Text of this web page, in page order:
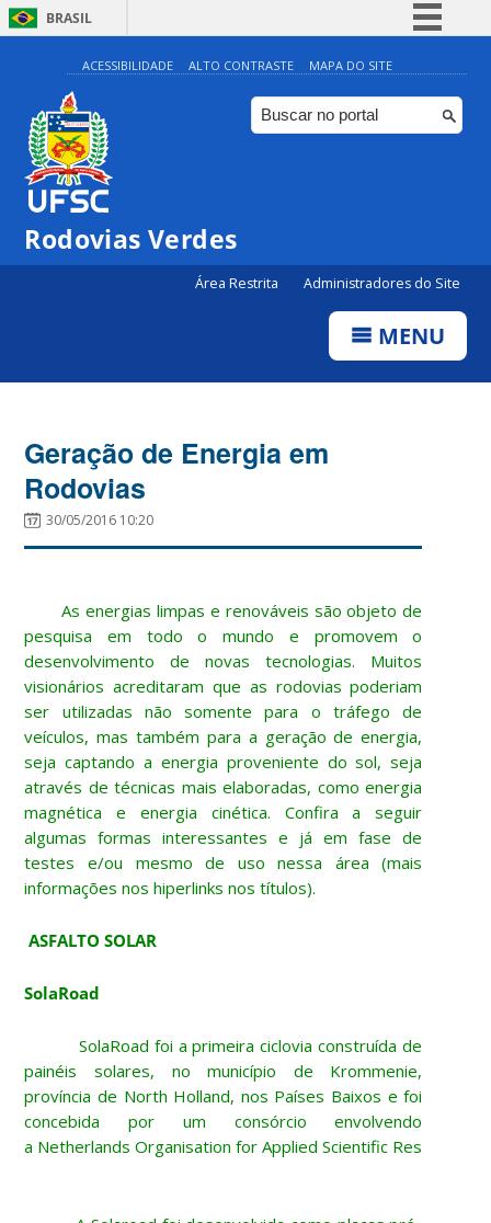
BRASIL
Simplifique!
Comunica BR
Participe
ACESSIBILIDADE ALTO CONTRASTE MAPA DO SITE
Rodovias Verdes
Área Restrita Administradores do Site
MENU
Geração de Energia em
Rodovias
30/05/2016 10:20
As energias limpas e renováveis são objeto de
pesquisa em todo o mundo e promovem o
desenvolvimento de novas tecnologias. Muitos
visionários acreditaram que as rodovias poderiam
ser utilizadas não somente para o tráfego de
veículos, mas também para a geração de energia,
seja captando a energia proveniente do sol, seja
através de técnicas mais elaboradas, como energia
magnética e energia cinética. Confira a seguir
algumas formas interessantes e já em fase de
testes e/ou mesmo de uso nessa área (mais
informações nos hiperlinks nos títulos).
ASFALTO SOLAR
SolaRoad
SolaRoad foi a primeira ciclovia construída de
painéis solares, no município de Krommenie,
província de North Holland, nos Países Baixos e foi
concebida por um consórcio envolvendo
a Netherlands Organisation for Applied Scientific Research